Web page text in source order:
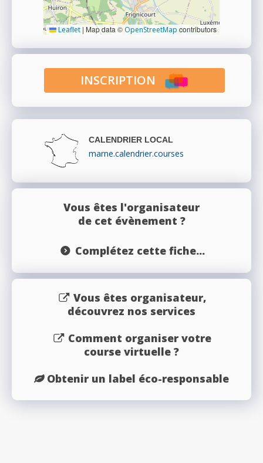
Leaflet | Map data © OpenStreetMap contributors
INSCRIPTION
CALENDRIER LOCAL
marne.calendrier.courses
Vous êtes l'organisateur
de cet évènement ?
Complétez cette fiche...
Vous êtes organisateur,
découvrez nos services
Comment organiser votre
course virtuelle ?
Obtenir un label éco-responsable